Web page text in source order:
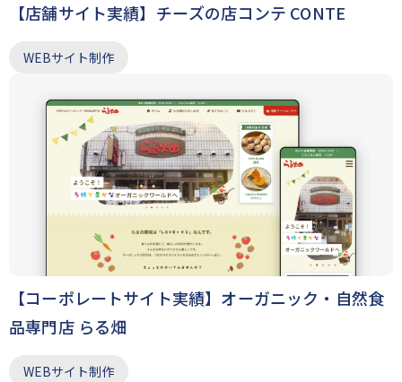
【店舗サイト実績】チーズの店コンテ CONTE
WEBサイト制作
【コーポレートサイト実績】オーガニック・自然食
品専門店 らる畑
WEBサイト制作